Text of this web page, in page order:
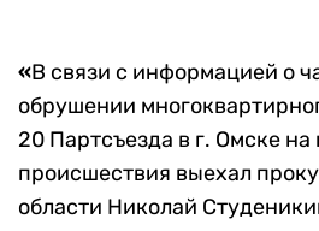
«В связи с информацией о
обрушении
20 Партсъезда в г. Омске на
происшествия выехал
области Николай